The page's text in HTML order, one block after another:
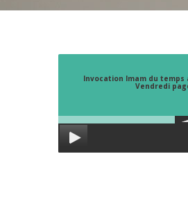
Invocation Imam du temps
Vendredi